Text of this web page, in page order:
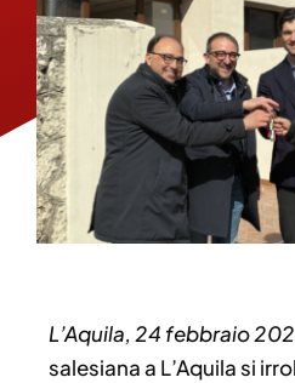
L’Aquila, 24 febbraio
salesiana a L’Aquila si